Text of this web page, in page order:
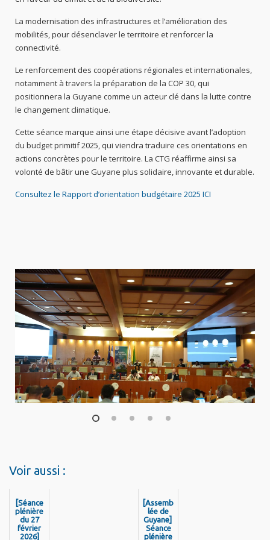
La modernisation des infrastructures et l’amélioration des
mobilités, pour désenclaver le territoire et renforcer la
connectivité.
Le renforcement des coopérations régionales et internationales,
notamment à travers la préparation de la COP 30, qui
positionnera la Guyane comme un acteur clé dans la lutte contre
le changement climatique.
Cette séance marque ainsi une étape décisive avant l’adoption
du budget primitif 2025, qui viendra traduire ces orientations en
actions concrètes pour le territoire. La CTG réaffirme ainsi sa
volonté de bâtir une Guyane plus solidaire, innovante et durable.
Consultez le Rapport d’orientation budgétaire 2025 ICI
1
Voir aussi :
[Séance
plénière
du 27
février
2026]
[Assemb
lée de
Guyane]
Séance
plénière